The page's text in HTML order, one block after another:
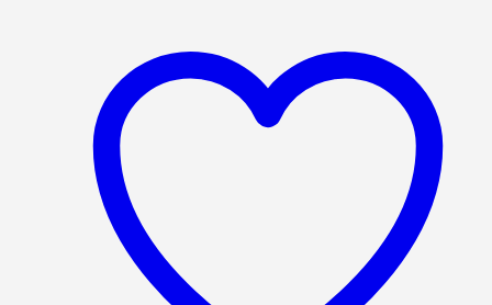
1519€.
πολλαπλές
παραλλαγές.
Οι
επιλογές
μπορούν
να
επιλεγούν
στη
σελίδα
του
προϊόντος